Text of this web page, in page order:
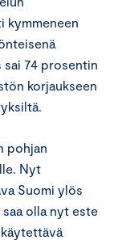
kymmeneen
74 prosentin
korjaukseen
pohjan
Nyt
Suomi ylös
olla nyt este